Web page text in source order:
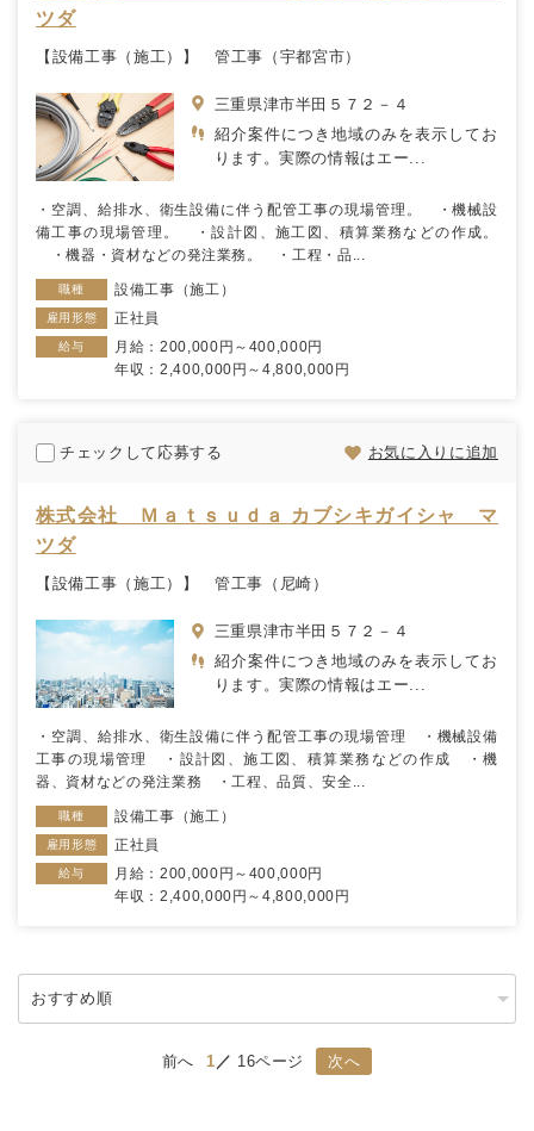
ツダ
【設備工事（施工）】 管工事（宇都宮市）
三重県津市半田５７２－４
紹介案件につき地域のみを表示してお
ります。実際の情報はエー...
・空調、給排水、衛生設備に伴う配管工事の現場管理。 ・機械設
備工事の現場管理。 ・設計図、施工図、積算業務などの作成。
・機器・資材などの発注業務。 ・工程・品...
職種 設備工事（施工）
雇用形態 正社員
給与
月給：200,000円～400,000円
年収：2,400,000円～4,800,000円
チェックして応募する お気に入りに追加
株式会社 Ｍａｔｓｕｄａ カブシキガイシャ マ
ツダ
【設備工事（施工）】 管工事（尼崎）
三重県津市半田５７２－４
紹介案件につき地域のみを表示してお
ります。実際の情報はエー...
・空調、給排水、衛生設備に伴う配管工事の現場管理 ・機械設備
工事の現場管理 ・設計図、施工図、積算業務などの作成 ・機
器、資材などの発注業務 ・工程、品質、安全...
職種 設備工事（施工）
雇用形態 正社員
給与
月給：200,000円～400,000円
年収：2,400,000円～4,800,000円
前へ 1 16ページ 次へ